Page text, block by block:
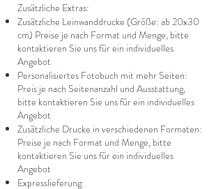
Zusätzliche Extras:
Zusätzliche Leinwanddrucke (Größe: ab 20x30
cm) Preise je nach Format und Menge, bitte
kontaktieren Sie uns für ein individuelles
Angebot
Personalisiertes Fotobuch mit mehr Seiten:
Preis je nach Seitenanzahl und Ausstattung,
bitte kontaktieren Sie uns für ein individuelles
Angebot
Zusätzliche Drucke in verschiedenen Formaten:
Preise je nach Format und Menge, bitte
kontaktieren Sie uns für ein individuelles
Angebot
Expresslieferung: